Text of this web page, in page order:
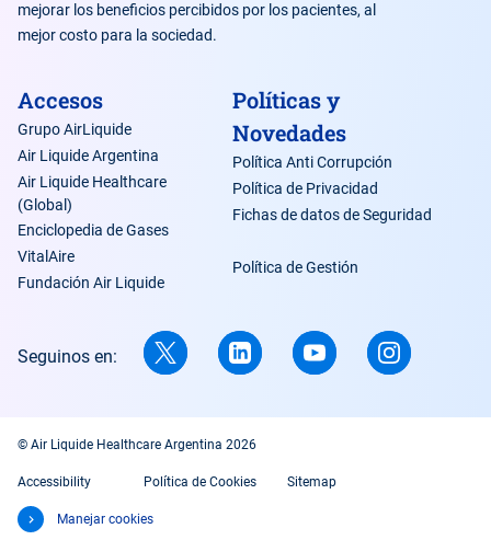
mejorar los beneficios percibidos por los pacientes, al
mejor costo para la sociedad.
Accesos
Grupo AirLiquide
Air Liquide Argentina
Air Liquide Healthcare
(Global)
Enciclopedia de Gases
VitalAire
Fundación Air Liquide
Políticas y
Novedades
Política Anti Corrupción
Política de Privacidad
Fichas de datos de Seguridad
Política de Gestión
Seguinos en:
© Air Liquide Healthcare Argentina 2026
Accessibility Política de Cookies Sitemap
Manejar cookies